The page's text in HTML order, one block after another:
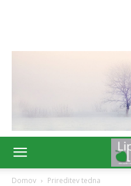
Domov Prireditev tedna